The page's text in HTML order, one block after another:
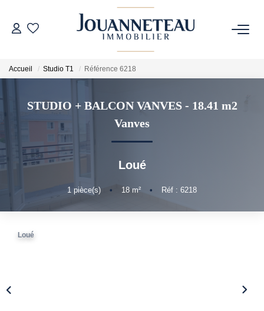
ESTIMER
Estimation En Ligne
Accueil Studio T1 Référence 6218
STUDIO + BALCON VANVES - 18.41 m2
Vanves
Loué
1 pièce(s) • 18 m² • Réf : 6218
Loué